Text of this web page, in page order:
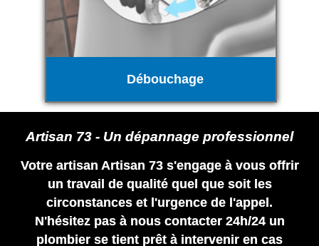
Débouchage
Artisan 73 - Un dépannage professionnel
Votre artisan Artisan 73 s'engage à vous offrir
un travail de qualité quel que soit les
circonstances et l'urgence de l'appel.
N'hésitez pas à nous contacter 24h/24 un
plombier se tient prêt à intervenir en cas